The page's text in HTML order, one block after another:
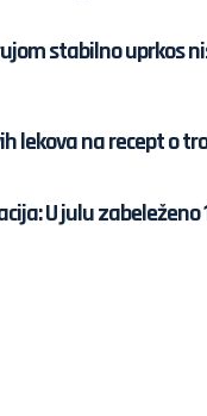
stabilno uprkos
lekova na recept o
U julu